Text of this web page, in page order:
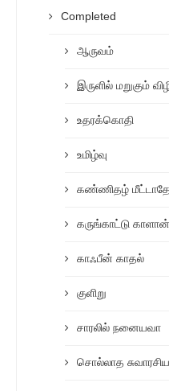
Completed
ஆருவம்
இருளில் மறுகும்
உதரக்கொதி
உமிழ்வு
கண்ணிதழ்
கருங்காட்டு காளான்
காஃபீன் காதல்
குளிறு
சாரலில் நனையவா
சொல்லாத